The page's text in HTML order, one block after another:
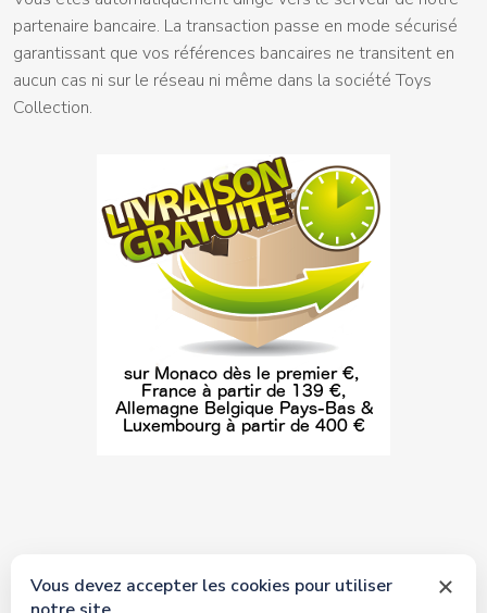
partenaire bancaire. La transaction passe en mode sécurisé
garantissant que vos références bancaires ne transitent en
aucun cas ni sur le réseau ni même dans la société Toys
Collection.
Vous devez accepter les cookies pour utiliser